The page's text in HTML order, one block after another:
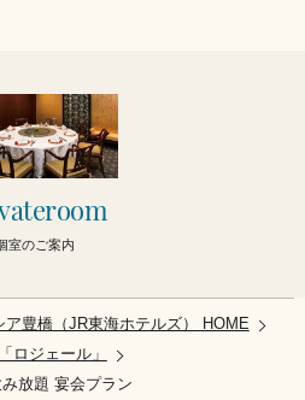
室のご案内
ア豊橋（JR東海ホテルズ） HOME
ロジェール」
み放題 宴会プラン